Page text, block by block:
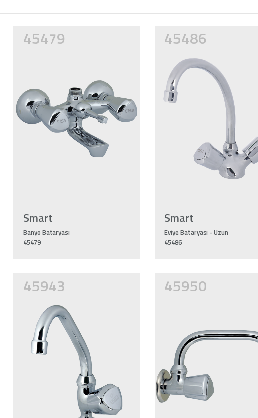
45479
Smart
Banyo Bataryası
45479
45486
Smart
Eviye Bataryası - Uzun
45486
45943 45950